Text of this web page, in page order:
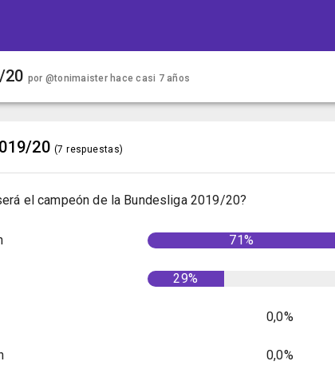
20 por @tonimaisterhace casi 7 años
20 (7 respuestas)
el campeón de la Bundesliga 2019/20?
71%
29%
0,0%
0,0%